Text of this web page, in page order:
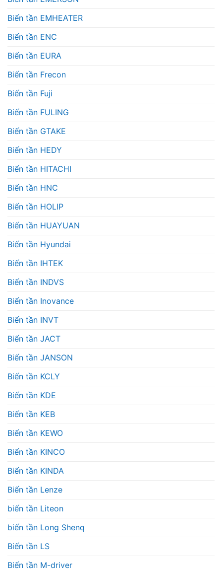
Biến tần EMHEATER
Biến tần ENC
Biến tần EURA
Biến tần Frecon
Biến tần Fuji
Biến tần FULING
Biến tần GTAKE
Biến tần HEDY
Biến tần HITACHI
Biến tần HNC
Biến tần HOLIP
Biến tần HUAYUAN
Biến tần Hyundai
Biến tần IHTEK
Biến tần INDVS
Biến tần Inovance
Biến tần INVT
Biến tần JACT
Biến tần JANSON
Biến tần KCLY
Biến tần KDE
Biến tần KEB
Biến tần KEWO
Biến tần KINCO
Biến tần KINDA
Biến tần Lenze
biến tần Liteon
biến tần Long Shenq
Biến tần LS
Biến tần M-driver